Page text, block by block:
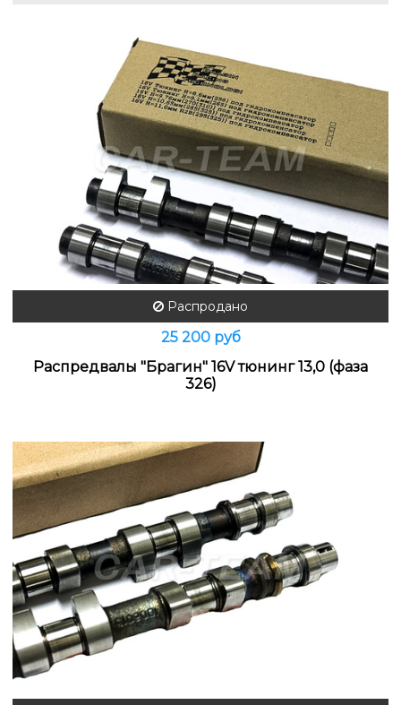
Распродано
25 200 руб
Распредвалы "Брагин" 16V тюнинг 13,0 (фаза
326)